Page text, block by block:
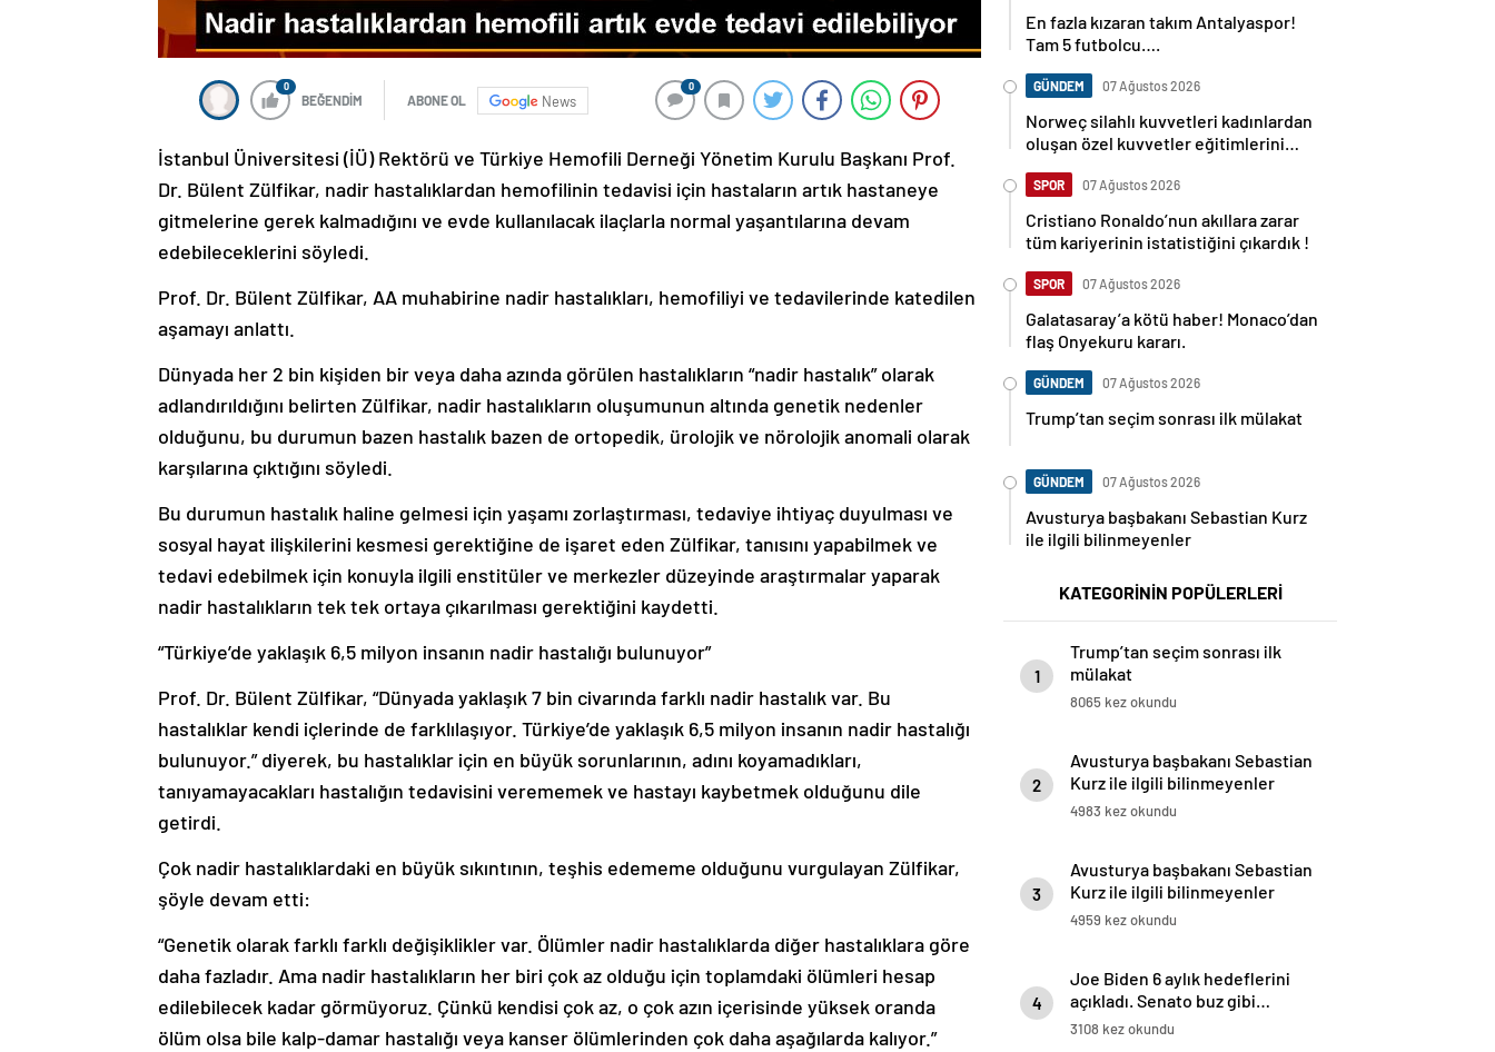
0
BEĞENDİM ABONE OL News
0
İstanbul Üniversitesi (İÜ) Rektörü ve Türkiye Hemofili Derneği Yönetim Kurulu Başkanı Prof.
Dr. Bülent Zülfikar, nadir hastalıklardan hemofilinin tedavisi için hastaların artık hastaneye
gitmelerine gerek kalmadığını ve evde kullanılacak ilaçlarla normal yaşantılarına devam
edebileceklerini söyledi.
Prof. Dr. Bülent Zülfikar, AA muhabirine nadir hastalıkları, hemofiliyi ve tedavilerinde katedilen
aşamayı anlattı.
Dünyada her 2 bin kişiden bir veya daha azında görülen hastalıkların “nadir hastalık” olarak
adlandırıldığını belirten Zülfikar, nadir hastalıkların oluşumunun altında genetik nedenler
olduğunu, bu durumun bazen hastalık bazen de ortopedik, ürolojik ve nörolojik anomali olarak
karşılarına çıktığını söyledi.
Bu durumun hastalık haline gelmesi için yaşamı zorlaştırması, tedaviye ihtiyaç duyulması ve
sosyal hayat ilişkilerini kesmesi gerektiğine de işaret eden Zülfikar, tanısını yapabilmek ve
tedavi edebilmek için konuyla ilgili enstitüler ve merkezler düzeyinde araştırmalar yaparak
nadir hastalıkların tek tek ortaya çıkarılması gerektiğini kaydetti.
“Türkiye’de yaklaşık 6,5 milyon insanın nadir hastalığı bulunuyor”
Prof. Dr. Bülent Zülfikar, “Dünyada yaklaşık 7 bin civarında farklı nadir hastalık var. Bu
hastalıklar kendi içlerinde de farklılaşıyor. Türkiye’de yaklaşık 6,5 milyon insanın nadir hastalığı
bulunuyor.” diyerek, bu hastalıklar için en büyük sorunlarının, adını koyamadıkları,
tanıyamayacakları hastalığın tedavisini verememek ve hastayı kaybetmek olduğunu dile
getirdi.
Çok nadir hastalıklardaki en büyük sıkıntının, teşhis edememe olduğunu vurgulayan Zülfikar,
şöyle devam etti:
“Genetik olarak farklı farklı değişiklikler var. Ölümler nadir hastalıklarda diğer hastalıklara göre
daha fazladır. Ama nadir hastalıkların her biri çok az olduğu için toplamdaki ölümleri hesap
edilebilecek kadar görmüyoruz. Çünkü kendisi çok az, o çok azın içerisinde yüksek oranda
ölüm olsa bile kalp-damar hastalığı veya kanser ölümlerinden çok daha aşağılarda kalıyor.”
En fazla kızaran takım Antalyaspor!
Tam 5 futbolcu….
GÜNDEM 07 Ağustos 2026
Norweç silahlı kuvvetleri kadınlardan
oluşan özel kuvvetler eğitimlerini
SPOR 07 Ağustos 2026
Cristiano Ronaldo’nun akıllara zarar
tüm kariyerinin istatistiğini çıkardık !
SPOR 07 Ağustos 2026
Galatasaray’a kötü haber! Monaco’dan
flaş Onyekuru kararı.
GÜNDEM 07 Ağustos 2026
Trump’tan seçim sonrası ilk mülakat
GÜNDEM 07 Ağustos 2026
Avusturya başbakanı Sebastian Kurz
ile ilgili bilinmeyenler
KATEGORİNİN POPÜLERLERİ
1
Trump’tan seçim sonrası ilk
mülakat
8065 kez okundu
2
Avusturya başbakanı Sebastian
Kurz ile ilgili bilinmeyenler
4983 kez okundu
3
Avusturya başbakanı Sebastian
Kurz ile ilgili bilinmeyenler
4959 kez okundu
4
Joe Biden 6 aylık hedeflerini
açıkladı. Senato buz gibi…
3108 kez okundu